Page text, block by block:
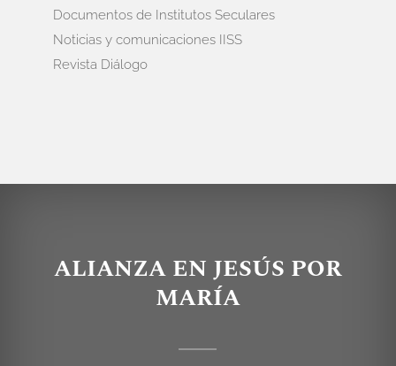
Documentos de Institutos Seculares
Noticias y comunicaciones IISS
Revista Diálogo
ALIANZA EN JESÚS POR
MARÍA